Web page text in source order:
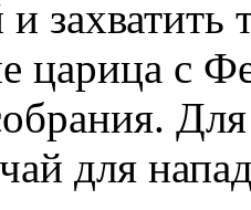
захватить
царица с
для